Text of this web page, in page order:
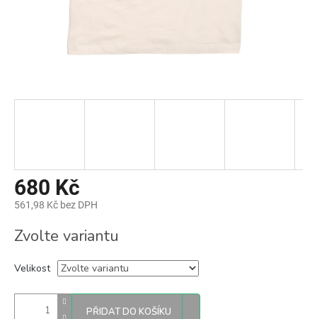
680 Kč
561,98 Kč bez DPH
cena:
Zvolte variantu
Velikost
PŘIDAT DO KOŠÍKU